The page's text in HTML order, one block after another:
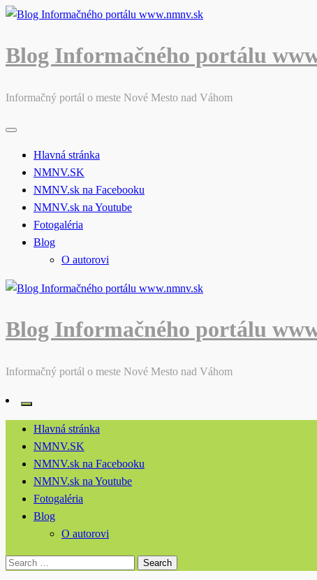
Skip
content
Blog Informačného portálu
Informačný portál o meste Nové Mesto nad Váhom
Hlavná stránka
NMNV.SK
NMNV.sk na Facebooku
NMNV.sk na Youtube
Fotogaléria
Blog
O autorovi
Blog Informačného portálu
Informačný portál o meste Nové Mesto nad Váhom
Hlavná stránka
NMNV.SK
NMNV.sk na Facebooku
NMNV.sk na Youtube
Fotogaléria
Blog
O autorovi
Search